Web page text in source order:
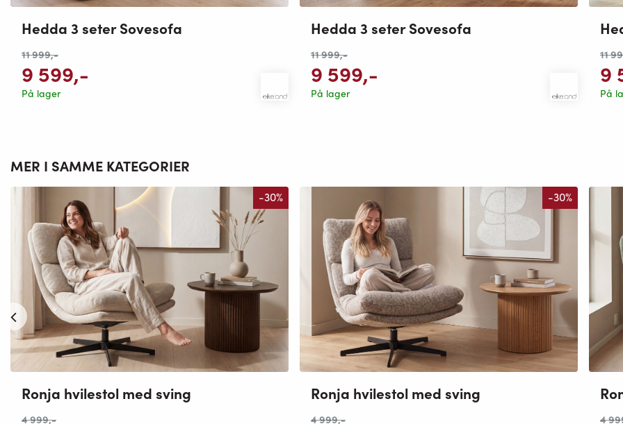
Hedda 3 seter Sovesofa
11 999,-
9 599,-
På lager
Hedda 3 seter Sovesofa
11 999,-
9 599,-
På lager
11
9
På
MER I SAMME KATEGORIER
-30%
Ronja hvilestol med sving
4 999,-
-30%
Ronja hvilestol med sving
4 999,- 4